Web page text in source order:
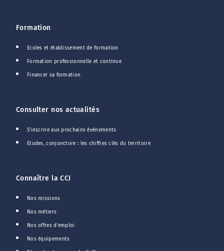
Formation
Ecoles et établissement de formation
Formation professionnelle et continue
Financer sa formation
Consulter nos actualités
S'inscrire aux prochains événements
Etudes, conjoncture : les chiffres clés du territoire
Connaître la CCI
Nos missions
Nos métiers
Nos offres d'emploi
Nos équipements